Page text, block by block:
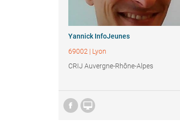
Yannick InfoJeunes
69002 | Lyon
CRIJ Auvergne-Rhône-Alpes
